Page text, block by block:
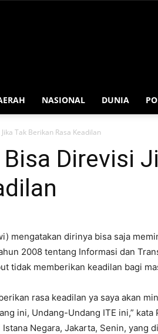
NASIONAL DUNIA
Tak Berikan Rasa Keadilan
Direvisi
mengatakan dirinya bisa saja
2008 tentang Informasi dan
tidak memberikan keadilan bagi
rasa keadilan ya saya akan
ini, Undang-Undang ITE ini,” kata
Negara, Jakarta, Senin, yang